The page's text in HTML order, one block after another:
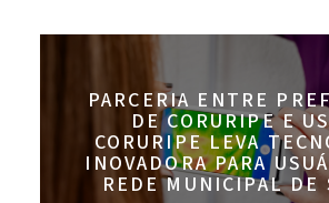
PARCERIA ENTRE
DE CORURIPE E
CORURIPE LEVA
INOVADORA PARA
REDE MUNICIPAL DE